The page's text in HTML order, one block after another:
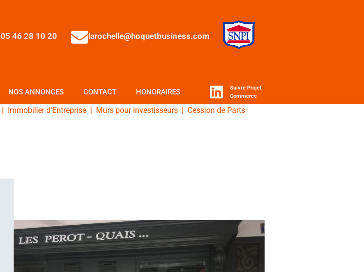
05 46 28 10 20 larochelle@hoquetbusiness.com
NOS ANNONCES CONTACT HONORAIRES
Suivre Projet
Commerce
| Immobilier d’Entreprise | Murs pour investisseurs | Cession de Parts